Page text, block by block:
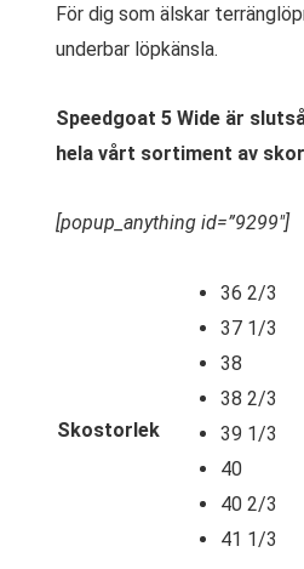
För dig som älskar
underbar löpkänsla.
Speedgoat 5 Wide är
hela vårt sortiment av
[popup_anything id=”9299″]
Skostorlek
36 2/3
37 1/3
38
38 2/3
39 1/3
40
40 2/3
41 1/3